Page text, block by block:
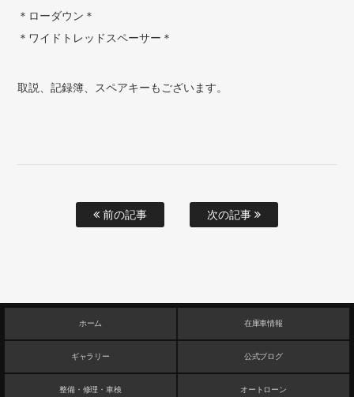
＊ローダウン＊
＊ワイドトレッドスペーサー＊
取説、記録簿、スペアキーもございます。
前の記事 次の記事
ホーム 在庫車情報
ギャラリー 公式ブログ
整備・修理・車検 オートローン